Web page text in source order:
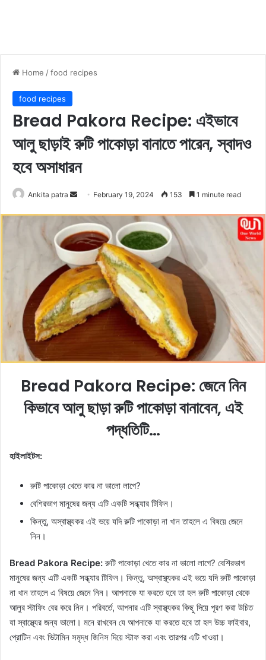
Home /food recipes
food recipes
Bread Pakora Recipe: এইভাবে
আলু ছাড়াই রুটি পাকোড়া বানাতে পারেন, স্বাদও
হবে অসাধারন
Ankita patra
n
d
a
n
e
m
a
i
February 19, 2024 153 1 minute read
Bread Pakora Recipe: জেনে নিন
কিভাবে আলু ছাড়া রুটি পাকোড়া বানাবেন, এই
পদ্ধতিটি…
হাইলাইটস:
রুটি পাকোড়া খেতে কার না ভালো লাগে?
বেশিরভাগ মানুষের জন্য এটি একটি সন্ধ্যার টিফিন।
কিন্তু, অস্বাস্থ্যকর এই ভয়ে যদি রুটি পাকোড়া না খান তাহলে এ বিষয়ে জেনে
নিন।
Bread Pakora Recipe:রুটি পাকোড়া খেতে কার না ভালো লাগে? বেশিরভাগ
মানুষের জন্য এটি একটি সন্ধ্যার টিফিন। কিন্তু, অস্বাস্থ্যকর এই ভয়ে যদি রুটি পাকোড়া
না খান তাহলে এ বিষয়ে জেনে নিন। আপনাকে যা করতে হবে তা হল রুটি পাকোড়া থেকে
আলুর স্টাফিং বের করে নিন। পরিবর্তে, আপনার এটি স্বাস্থ্যকর কিছু দিয়ে পূরণ করা উচিত
যা স্বাস্থ্যের জন্য ভালো। মনে রাখবেন যে আপনাকে যা করতে হবে তা হল উচ্চ ফাইবার,
প্রোটিন এবং ভিটামিন সমৃদ্ধ জিনিস দিয়ে স্টাফ করা এবং তারপর এটি খাওয়া।